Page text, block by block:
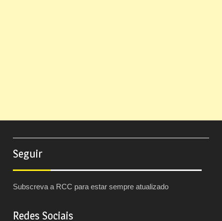
Seguir
Subscreva a RCC para estar sempre atualizado
Redes Sociais